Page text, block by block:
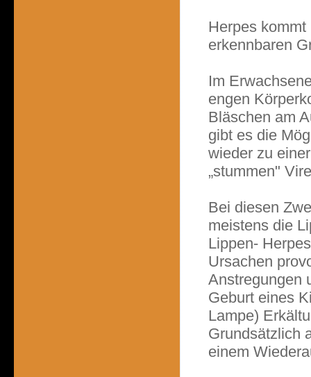
Herpes
erkennbaren
Im
engen
Bläschen am
gibt es die
wieder zu
„stummen"
Bei diesen
meistens die
Lippen-
Ursachen
Anstregungen
Geburt eines
Lampe)
Grundsätzlich
einem